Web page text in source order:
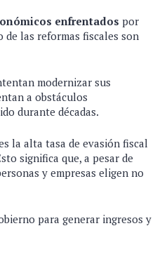
enfrentados por
las reformas fiscales son
modernizar sus
a obstáculos
durante décadas.
la alta tasa de evasión fiscal
significa que, a pesar de
y empresas eligen no
para generar ingresos y